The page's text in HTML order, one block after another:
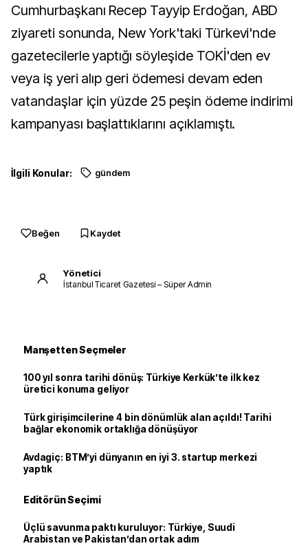
Cumhurbaşkanı Recep Tayyip Erdoğan, ABD
ziyareti sonunda, New York'taki Türkevi'nde
gazetecilerle yaptığı söyleşide TOKİ'den ev
veya iş yeri alıp geri ödemesi devam eden
vatandaşlar için yüzde 25 peşin ödeme indirimi
kampanyası başlattıklarını açıklamıştı.
İlgili Konular: gündem
Beğen Kaydet
Yönetici
İstanbul Ticaret Gazetesi – Süper Admin
Manşetten Seçmeler
100 yıl sonra tarihi dönüş: Türkiye Kerkük’te ilk kez
üretici konuma geliyor
Türk girişimcilerine 4 bin dönümlük alan açıldı! Tarihi
bağlar ekonomik ortaklığa dönüşüyor
Avdagiç: BTM’yi dünyanın en iyi 3. startup merkezi
yaptık
Editörün Seçimi
Üçlü savunma paktı kuruluyor: Türkiye, Suudi
Arabistan ve Pakistan’dan ortak adım